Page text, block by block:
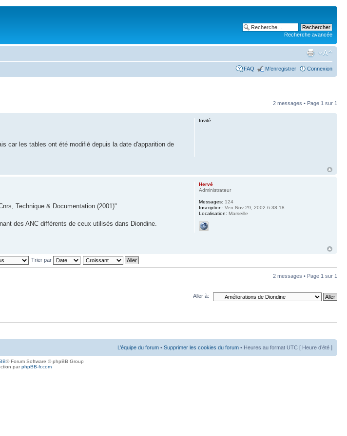
Recherche avancée
FAQ M’enregistrer Connexion
2 messages • Page 1 sur 1
car les tables ont été modifié depuis la date d'apparition de
Invité
Technique & Documentation (2001)"
des ANC différents de ceux utilisés dans Diondine.
Hervé
Administrateur
Messages: 124
Inscription: Ven Nov 29, 2002 6:38 18
Localisation: Marseille
Trier par
2 messages • Page 1 sur 1
Aller à:
L’équipe du forum • Supprimer les cookies du forum • Heures au format UTC [ Heure d’été ]
® Forum Software © phpBB Group
parphpBB-fr.com